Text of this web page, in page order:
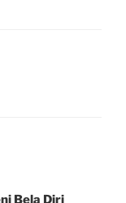
Bela Diri